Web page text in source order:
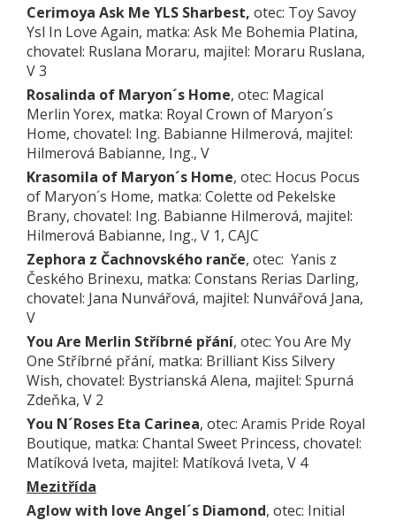
Cerimoya Ask Me YLS Sharbest, otec: Toy Savoy
Ysl In Love Again, matka: Ask Me Bohemia Platina,
chovatel: Ruslana Moraru, majitel: Moraru Ruslana,
V 3
Rosalinda of Maryon´s Home, otec: Magical
Merlin Yorex, matka: Royal Crown of Maryon´s
Home, chovatel: Ing. Babianne Hilmerová, majitel:
Hilmerová Babianne, Ing., V
Krasomila of Maryon´s Home, otec: Hocus Pocus
of Maryon´s Home, matka: Colette od Pekelske
Brany, chovatel: Ing. Babianne Hilmerová, majitel:
Hilmerová Babianne, Ing., V 1, CAJC
Zephora z Čachnovského ranče, otec: Yanis z
Českého Brinexu, matka: Constans Rerias Darling,
chovatel: Jana Nunvářová, majitel: Nunvářová Jana,
V
You Are Merlin Stříbrné přání, otec: You Are My
One Stříbrné přání, matka: Brilliant Kiss Silvery
Wish, chovatel: Bystrianská Alena, majitel: Spurná
Zdeňka, V 2
You N´Roses Eta Carinea, otec: Aramis Pride Royal
Boutique, matka: Chantal Sweet Princess, chovatel:
Matíková Iveta, majitel: Matíková Iveta, V 4
Mezitřída
Aglow with love Angel´s Diamond, otec: Initial